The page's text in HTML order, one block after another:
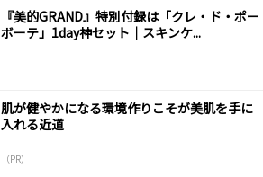
『美的GRAND』特別付録は「クレ・ド・ポー
ボーテ」1day神セット｜スキンケ...
肌が健やかになる環境作りこそが美肌を手に
入れる近道
（PR）